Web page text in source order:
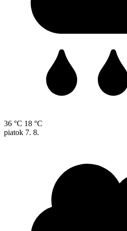
36 °C 18 °C
piatok 7. 8.